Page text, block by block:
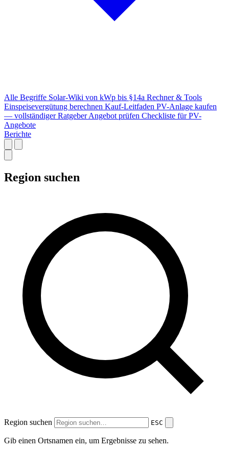
Alle Begriffe Solar-Wiki von kWp bis §14a Rechner & Tools
Einspeisevergütung berechnen Kauf-Leitfaden PV-Anlage kaufen
— vollständiger Ratgeber Angebot prüfen Checkliste für PV-
Angebote
Berichte
Region suchen
Region suchen ESC
Gib einen Ortsnamen ein, um Ergebnisse zu sehen.